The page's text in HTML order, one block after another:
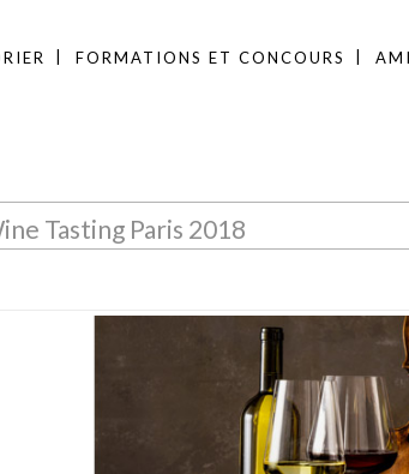
FORMATIONS ET CONCOURS
Tasting Paris 2018